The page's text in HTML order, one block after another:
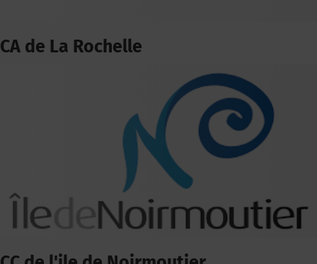
CA de La Rochelle